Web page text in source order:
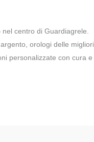
centro di Guardiagrele.
orologi delle migliori
personalizzate con cura e